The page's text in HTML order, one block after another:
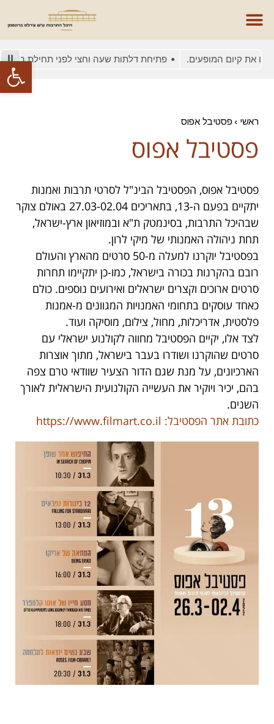
פתח את קיום המופעים. פתיחת דלתות שעה וחצי לפני תחילת המופע
ראשי › פסטיבל אפוס
פסטיבל אפוס
פסטיבל אפוס, הפסטיבל הבינ"ל לסרטי תרבות ואמנות
יתקיים בפעם ה-13, בתאריכים 27.03-02.04 באולם צוקר
שבהיכל התרבות, בסינמטק ת"א ובמוזיאון ארץ-ישראל,
תחת ניהולה האמנותי של מיקי לרון.
בפסטיבל יוקרנו למעלה מ-50 סרטים מהארץ והעולם
רובם בהקרנות בכורה בישראל, כמו-כן יתקיימו תחרות
סרטים ארוכים וקצרים ישראלים ואירועים נוספים. כולם
כאחד עוסקים בתחומי האמנויות המגוונים מ-אמנות
פלסטית, אדריכלות, מחול, צילום, מוסיקה ועוד.
לצד אלו, יקיים הפסטיבל מחווה לקולנוע ישראלי עם
סרטים שהוקרנו ושודרו בעבר בישראל, מתוך אוצרות
הארכיונים, על מנת שגם הדור הצעיר שוודאי טרם צפה
בהם, יכיר ויוקיר את העשייה הקולנועית הישראלית לאורך
השנים.
כתובת אתר הפסטיבל: https://www.filmart.co.il